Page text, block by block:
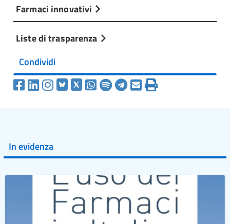
Farmaci innovativi
Liste di trasparenza
Condividi
In evidenza